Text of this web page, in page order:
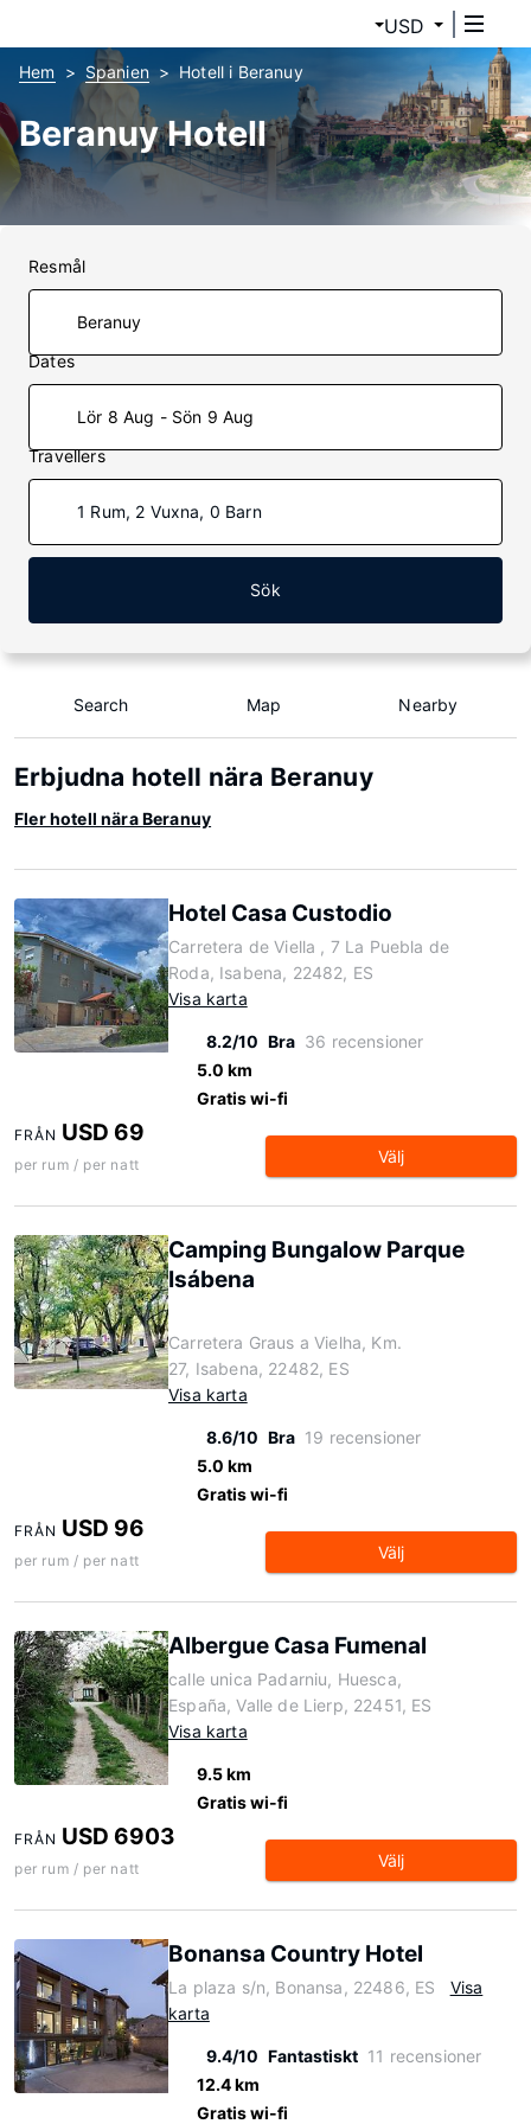
USD
Hem Spanien Hotell i Beranuy
Beranuy Hotell
Resmål
Dates
Lör 8 Aug - Sön 9 Aug
Travellers
1 Rum, 2 Vuxna, 0 Barn
Sök
Search Map Nearby
Erbjudna hotell nära Beranuy
Fler hotell nära Beranuy
Hotel Casa Custodio
Carretera de Viella , 7 La Puebla de
Roda, Isabena, 22482, ES
Visa karta
8.2/10 Bra 36 recensioner
5.0 km
Gratis wi-fi
FRÅN USD 69
per rum / per natt Välj
Camping Bungalow Parque
Isábena
Carretera Graus a Vielha, Km.
27, Isabena, 22482, ES
Visa karta
8.6/10 Bra 19 recensioner
5.0 km
Gratis wi-fi
FRÅN USD 96
per rum / per natt Välj
Albergue Casa Fumenal
calle unica Padarniu, Huesca,
España, Valle de Lierp, 22451, ES
Visa karta
9.5 km
Gratis wi-fi
FRÅN USD 6903
per rum / per natt Välj
Bonansa Country Hotel
La plaza s/n, Bonansa, 22486, ES
Visa
karta
9.4/10 Fantastiskt 11 recensioner
12.4 km
Gratis wi-fi